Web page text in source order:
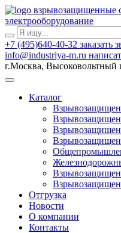
взрывозащищенные
электрооборудование
+7 (495)640-40-32 заказать
info@industriya-m.ru
г.Москва, Высоковольтный
Каталог
Отгрузка
Новости
О компании
Контакты